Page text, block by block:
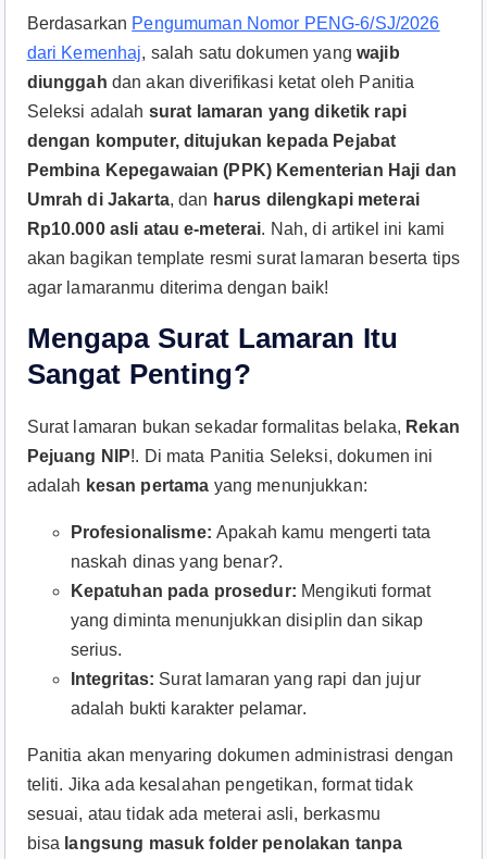
Berdasarkan Pengumuman Nomor PENG-6/SJ/2026
dari Kemenhaj, salah satu dokumen yangwajib
diunggah dan akan diverifikasi ketat oleh Panitia
Seleksi adalah surat lamaran yang diketik rapi
dengan komputer, ditujukan kepada Pejabat
Pembina Kepegawaian (PPK) Kementerian Haji dan
Umrah di Jakarta, dan harus dilengkapi meterai
Rp10.000 asli atau e-meterai. Nah, di artikel ini kami
akan bagikan template resmi surat lamaran beserta tips
agar lamaranmu diterima dengan baik!
Mengapa Surat Lamaran Itu
Sangat Penting?
Surat lamaran bukan sekadar formalitas belaka, Rekan
Pejuang NIP!. Di mata Panitia Seleksi, dokumen ini
adalah kesan pertama yang menunjukkan:​
Profesionalisme: Apakah kamu mengerti tata
naskah dinas yang benar?.​
Kepatuhan pada prosedur: Mengikuti format
yang diminta menunjukkan disiplin dan sikap
serius.​
Integritas: Surat lamaran yang rapi dan jujur
adalah bukti karakter pelamar.​
Panitia akan menyaring dokumen administrasi dengan
teliti. Jika ada kesalahan pengetikan, format tidak
sesuai, atau tidak ada meterai asli, berkasmu
bisa langsung masuk folder penolakan tanpa